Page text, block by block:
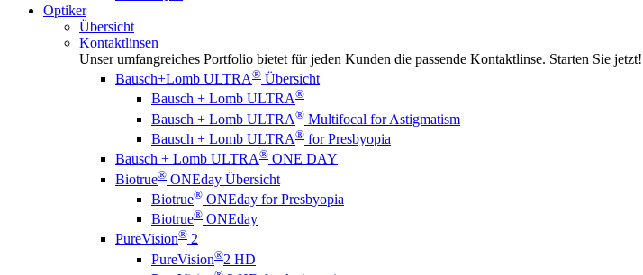
Optiker
Übersicht
Kontaktlinsen
Unser umfangreiches Portfolio bietet für jeden Kunden die passende Kontaktlinse. Starten Sie jetzt!
Bausch+Lomb ULTRA® Übersicht
Bausch + Lomb ULTRA®
Bausch + Lomb ULTRA® Multifocal for Astigmatism
Bausch + Lomb ULTRA® for Presbyopia
Bausch + Lomb ULTRA® ONE DAY
Biotrue® ONEday Übersicht
Biotrue® ONEday for Presbyopia
Biotrue® ONEday
PureVision® 2
PureVision®2 HD